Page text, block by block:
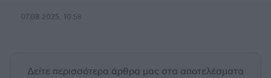
07.08.2025, 10:58
Δείτε περισσότερα άρθρα μας στα αποτελέσματα